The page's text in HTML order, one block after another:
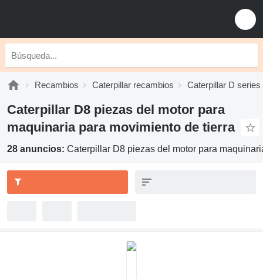
Recambios Caterpillar recambios Caterpillar D
Caterpillar D8 piezas del motor para
maquinaria para movimiento de tierra
28 anuncios: Caterpillar D8 piezas del motor para